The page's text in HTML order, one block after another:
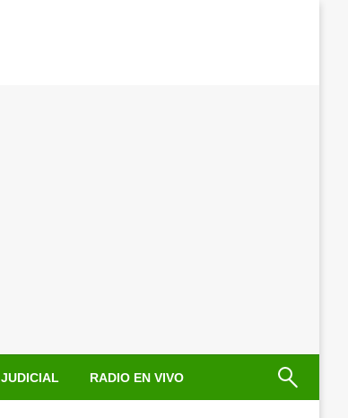
JUDICIAL RADIO EN VIVO